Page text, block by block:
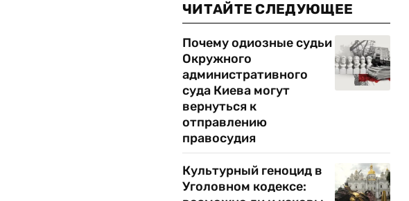
ЧИТАЙТЕ СЛЕДУЮЩЕЕ
Почему одиозные судьи
Окружного
административного
суда Киева могут
вернуться к
отправлению
правосудия
Культурный геноцид в
Уголовном кодексе: